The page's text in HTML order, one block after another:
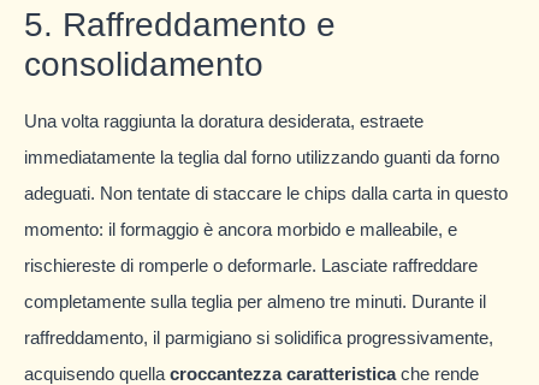
5. Raffreddamento e
consolidamento
Una volta raggiunta la doratura desiderata, estraete
immediatamente la teglia dal forno utilizzando guanti da forno
adeguati. Non tentate di staccare le chips dalla carta in questo
momento: il formaggio è ancora morbido e malleabile, e
rischiereste di romperle o deformarle. Lasciate raffreddare
completamente sulla teglia per almeno tre minuti. Durante il
raffreddamento, il parmigiano si solidifica progressivamente,
acquisendo quella croccantezza caratteristicache rende